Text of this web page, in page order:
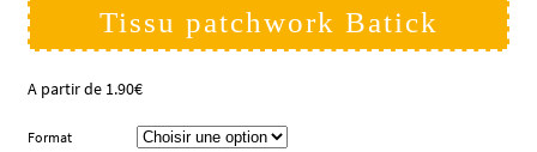
Tissu patchwork Batick
A partir de 1.90€
Format